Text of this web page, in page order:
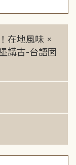
在地風味 ×
講古-台語囡